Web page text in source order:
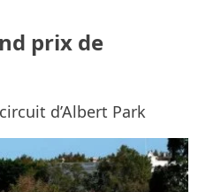
prix de
d’Albert Park